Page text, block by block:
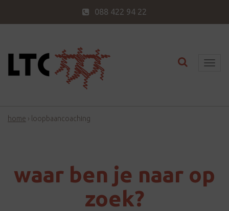
088 422 94 22
T
v
Toggle
home › loopbaancoaching
waar ben je naar op
zoek?